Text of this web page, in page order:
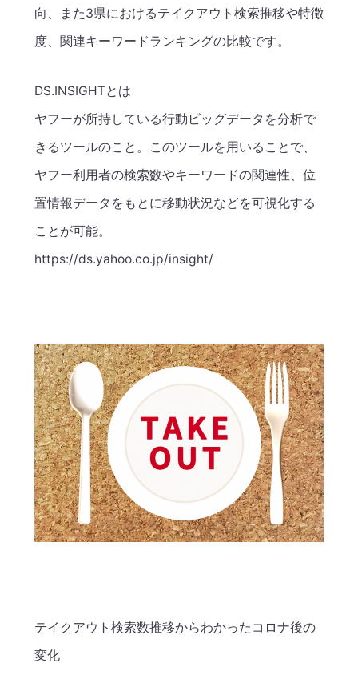
向、また3県におけるテイクアウト検索推移や特徴
度、関連キーワードランキングの比較です。
DS.INSIGHTとは
ヤフーが所持している行動ビッグデータを分析で
きるツールのこと。このツールを用いることで、
ヤフー利用者の検索数やキーワードの関連性、位
置情報データをもとに移動状況などを可視化する
ことが可能。
https://ds.yahoo.co.jp/insight/
テイクアウト検索数推移からわかったコロナ後の
変化